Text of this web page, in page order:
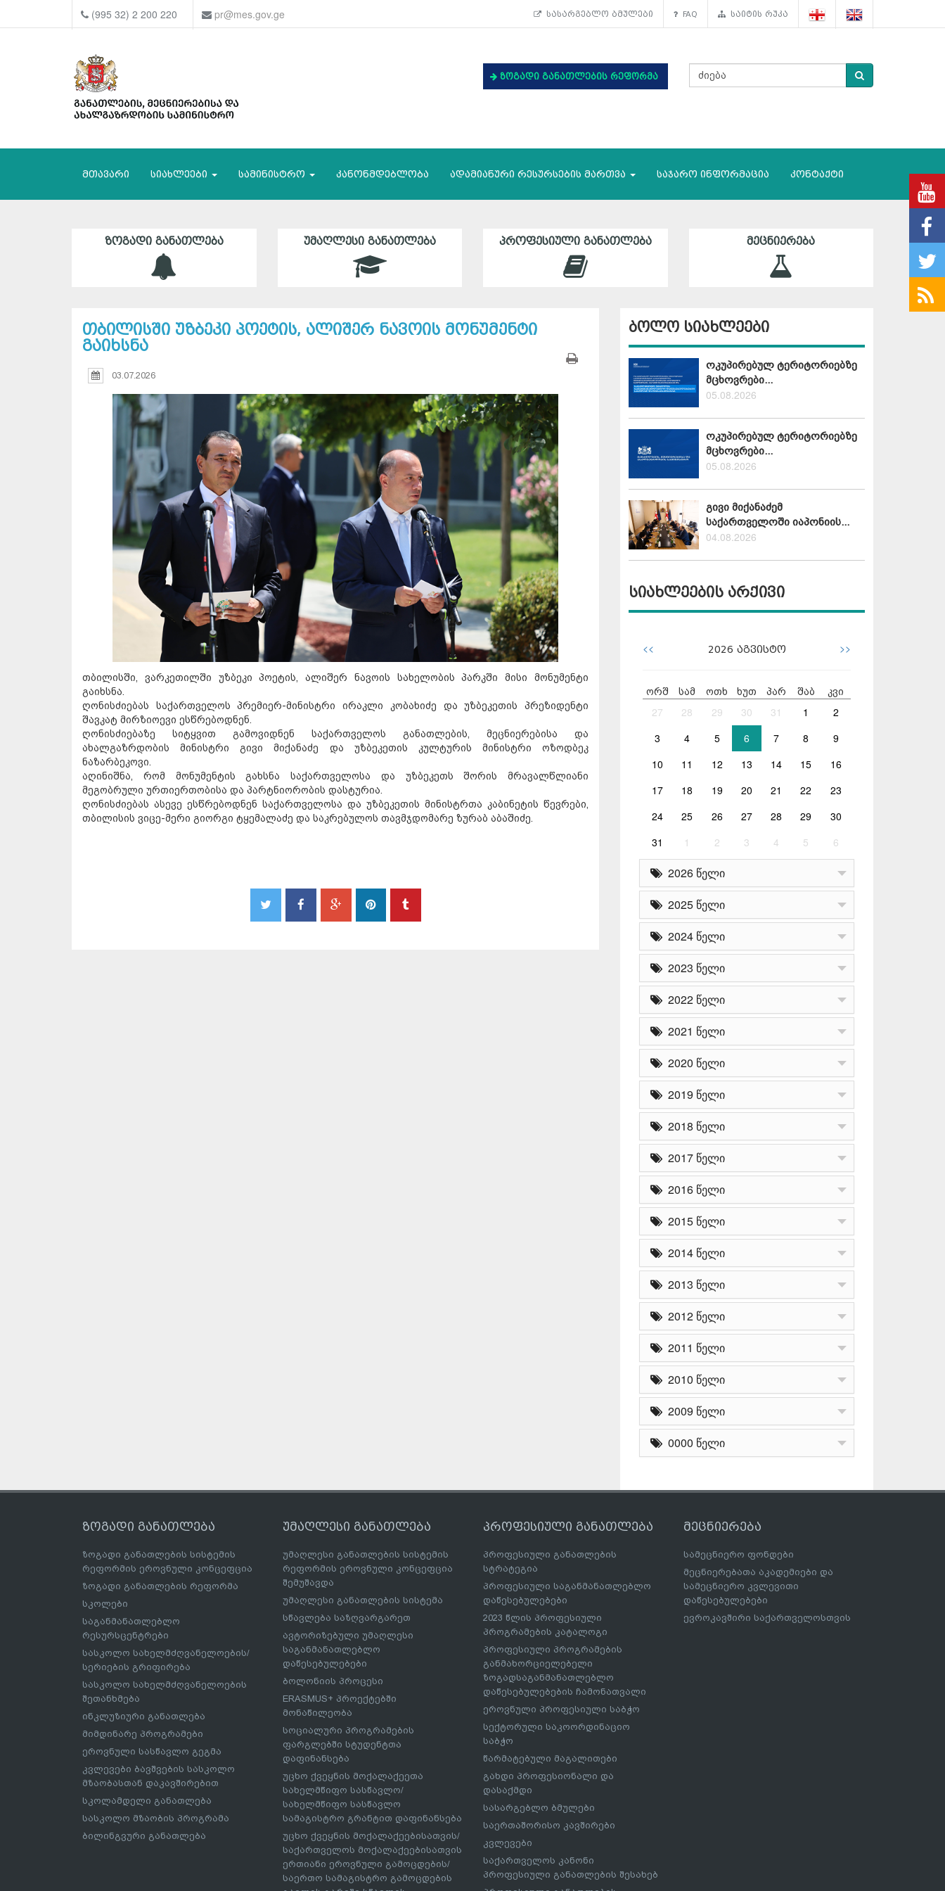
(995 32) 2 200 220 pr@mes.gov.ge სასარგებლო ბმულები FAQ საიტის რუკა
ზოგადი განათლების რეფორმა
მთავარი სიახლეები სამინისტრო კანონმდებლობა ადამიანური რესურსების მართვა საჯარო ინფორმაცია კონტაქტი
ᲖᲝᲒᲐᲓᲘ ᲒᲐᲜᲐᲗᲚᲔᲑᲐ ᲣᲛᲐᲦᲚᲔᲡᲘ ᲒᲐᲜᲐᲗᲚᲔᲑᲐ ᲞᲠᲝᲤᲔᲡᲘᲣᲚᲘ ᲒᲐᲜᲐᲗᲚᲔᲑᲐ ᲛᲔᲪᲜᲘᲔᲠᲔᲑᲐ
თბილისში უზბეკი პოეტის, ალიშერ ნავოის მონუმენტი
გაიხსნა
03.07.2026
თბილისში, ვარკეთილში უზბეკი პოეტის, ალიშერ ნავოის სახელობის პარკში მისი მონუმენტი
გაიხსნა.
ღონისძიებას საქართველოს პრემიერ-მინისტრი ირაკლი კობახიძე და უზბეკეთის პრეზიდენტი
შავკატ მირზიოევი ესწრებოდნენ.
ღონისძიებაზე სიტყვით გამოვიდნენ საქართველოს განათლების, მეცნიერებისა და
ახალგაზრდობის მინისტრი გივი მიქანაძე და უზბეკეთის კულტურის მინისტრი ოზოდბეკ
ნაზარბეკოვი.
აღინიშნა, რომ მონუმენტის გახსნა საქართველოსა და უზბეკეთს შორის მრავალწლიანი
მეგობრული ურთიერთობისა და პარტნიორობის დასტურია.
ღონისძიებას ასევე ესწრებოდნენ საქართველოსა და უზბეკეთის მინისტრთა კაბინეტის წევრები,
თბილისის ვიცე-მერი გიორგი ტყემალაძე და საკრებულოს თავმჯდომარე ზურაბ აბაშიძე.
ბოლო სიახლეები
ოკუპირებულ ტერიტორიებზე
მცხოვრები...
05.08.2026
ოკუპირებულ ტერიტორიებზე
მცხოვრები...
05.08.2026
გივი მიქანაძემ
საქართველოში იაპონიის...
04.08.2026
სიახლეების არქივი
<< 2026 აგვისტო >>
ორშ სამ ოთხ ხუთ პარ შაბ კვი
27 28 29 30 31 1
2
3
4 5 6 7 8
9
10
11 12 13 14 15
16
17
18 19 20 21 22
23
24
25 26 27 28 29
30
31
1 2 3 4 5 6
2026 წელი
2025 წელი
2024 წელი
2023 წელი
2022 წელი
2021 წელი
2020 წელი
2019 წელი
2018 წელი
2017 წელი
2016 წელი
2015 წელი
2014 წელი
2013 წელი
2012 წელი
2011 წელი
2010 წელი
2009 წელი
0000 წელი
ზოგადი განათლება
ზოგადი განათლების სისტემის
რეფორმის ეროვნული კონცეფცია
ზოგადი განათლების რეფორმა
სკოლები
საგანმანათლებლო
რესურსცენტრები
სასკოლო სახელმძღვანელოების/
სერიების გრიფირება
სასკოლო სახელმძღვანელოების
შეთანხმება
ინკლუზიური განათლება
მიმდინარე პროგრამები
ეროვნული სასწავლო გეგმა
კვლევები ბავშვების სასკოლო
მზაობასთან დაკავშირებით
სკოლამდელი განათლება
სასკოლო მზაობის პროგრამა
ბილინგვური განათლება
უმაღლესი განათლება
უმაღლესი განათლების სისტემის
რეფორმის ეროვნული კონცეფცია
შემუშავდა
უმაღლესი განათლების სისტემა
სწავლება საზღვარგარეთ
ავტორიზებული უმაღლესი
საგანმანათლებლო
დაწესებულებები
ბოლონიის პროცესი
ERASMUS+ პროექტებში
მონაწილეობა
სოციალური პროგრამების
ფარგლებში სტუდენტთა
დაფინანსება
უცხო ქვეყნის მოქალაქეეთა
სახელმწიფო სასწავლო/
სახელმწიფო სასწავლო
სამაგისტრო გრანტით დაფინანსება
უცხო ქვეყნის მოქალაქეებისათვის/
საქართველოს მოქალაქეებისათვის
ერთიანი ეროვნული გამოცდების/
საერთო სამაგისტრო გამოცდების
პროფესიული განათლება
პროფესიული განათლების
სტრატეგია
პროფესიული საგანმანათლებლო
დაწესებულებები
2023 წლის პროფესიული
პროგრამების კატალოგი
პროფესიული პროგრამების
განმახორციელებელი
ზოგადსაგანმანათლებლო
დაწესებულებების ჩამონათვალი
ეროვნული პროფესიული საბჭო
სექტორული საკოორდინაციო
საბჭო
წარმატებული მაგალითები
გახდი პროფესიონალი და
დასაქმდი
სასარგებლო ბმულები
საერთაშორისო კავშირები
კვლევები
საქართველოს კანონი
პროფესიული განათლების შესახებ
მეცნიერება
სამეცნიერო ფონდები
მეცნიერებათა აკადემიები და
სამეცნიერო კვლევითი
დაწესებულებები
ევროკავშირი საქართველოსთვის